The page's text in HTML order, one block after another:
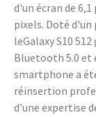
d'un écran de
pixels. Doté
leGalaxy S10
Bluetooth 5.0 et
smartphone a
réinsertion
d’une expertise